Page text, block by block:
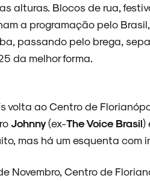
alturas. Blocos de rua,
a programação pelo
passando pelo brega,
da melhor forma.
volta ao Centro de
Johnny(ex-The Voice Brasil)
mas há um esquenta com
Novembro, Centro de